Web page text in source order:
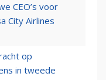
CEO’s voor
City Airlines
op
in tweede